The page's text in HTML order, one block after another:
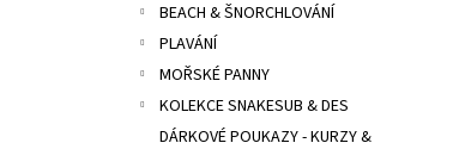
BEACH & ŠNORCHLOVÁNÍ
PLAVÁNÍ
MOŘSKÉ PANNY
KOLEKCE SNAKESUB & DES
DÁRKOVÉ POUKAZY - KURZY &